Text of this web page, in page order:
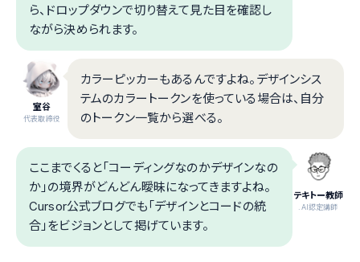
ら、ドロップダウンで切り替えて見た目を確認し
ながら決められます。
室谷
代表取締役
カラーピッカーもあるんですよね。デザインシス
テムのカラートークンを使っている場合は、自分
のトークン一覧から選べる。
テキトー教師
.AI認定講師
ここまでくると「コーディングなのかデザインなの
か」の境界がどんどん曖昧になってきますよね。
Cursor公式ブログでも「デザインとコードの統
合」をビジョンとして掲げています。